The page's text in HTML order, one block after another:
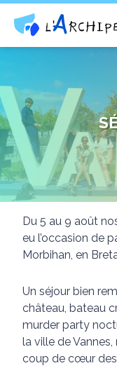
Centre social
Du 5 au 9 août
eu l’occasion de
Morbihan, en
Un séjour bien
château, bateau
murder party
la ville de
coup de cœur